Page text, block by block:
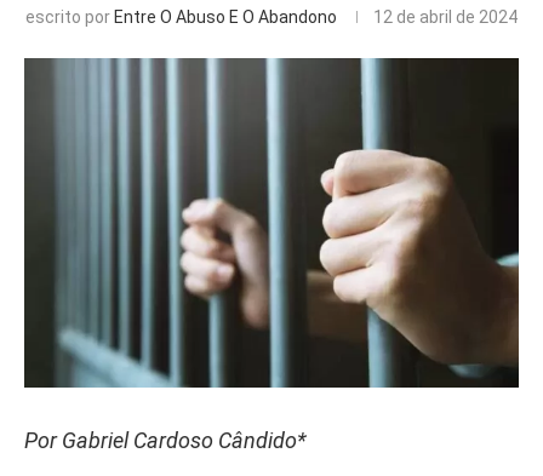
escrito por Entre O Abuso E O Abandono 12 de abril de 2024
Por Gabriel Cardoso Cândido*